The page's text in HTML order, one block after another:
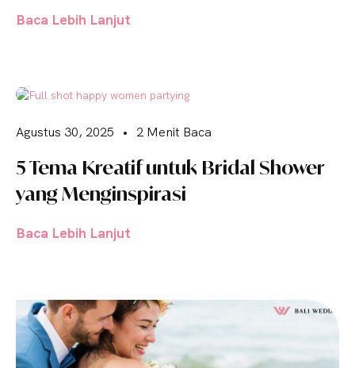
Baca Lebih Lanjut
Agustus 30, 2025 • 2 Menit Baca
5 Tema Kreatif untuk Bridal Shower
yang Menginspirasi
Baca Lebih Lanjut